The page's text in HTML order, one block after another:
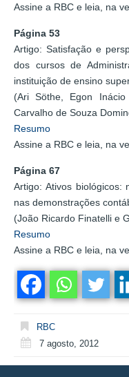
Assine a RBC e leia, na
Página 53
Artigo: Satisfação e
dos cursos de
instituição de ensino
(Ari Söthe, Egon
Carvalho de Souza
Resumo
Assine a RBC e leia, na
Página 67
Artigo: Ativos biológicos:
nas demonstrações
(João Ricardo Finatelli e
Resumo
Assine a RBC e leia, na
RBC
7 agosto, 2012